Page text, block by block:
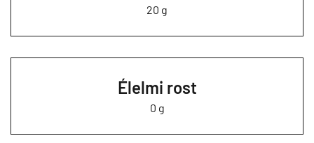
20 g
Élelmi rost
0 g